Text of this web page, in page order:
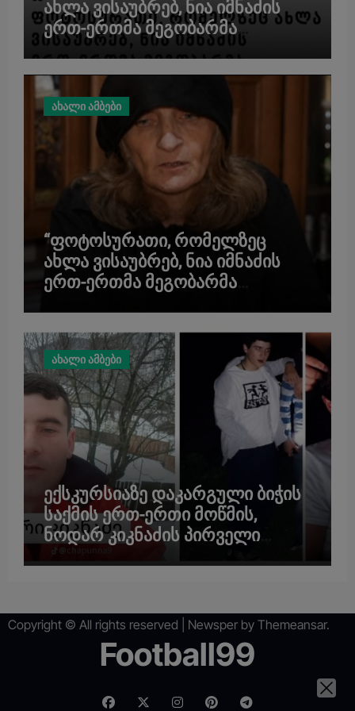
ახლა ვისაუბრებ, ნია იმნაძის
ერთ-ერთმა მეგობარმა
გამომიგზავნა…” – ეკა კუპატაძე
ახალი ამბები
“ფოტოსურათი, რომელზეც
ახლა ვისაუბრებ, ნია იმნაძის
ერთ-ერთმა მეგობარმა
ახალი ამბები
ექსკურსიაზე დაკარგული ბიჭის
საქმის ერთ-ერთი მოწმის,
ნოდარ კიკნაძის პირველი
ინტერვიუ 12 წლის შემდეგ – “არ
Copyright © All rights reserved Newsperby Themeansar.
Football99